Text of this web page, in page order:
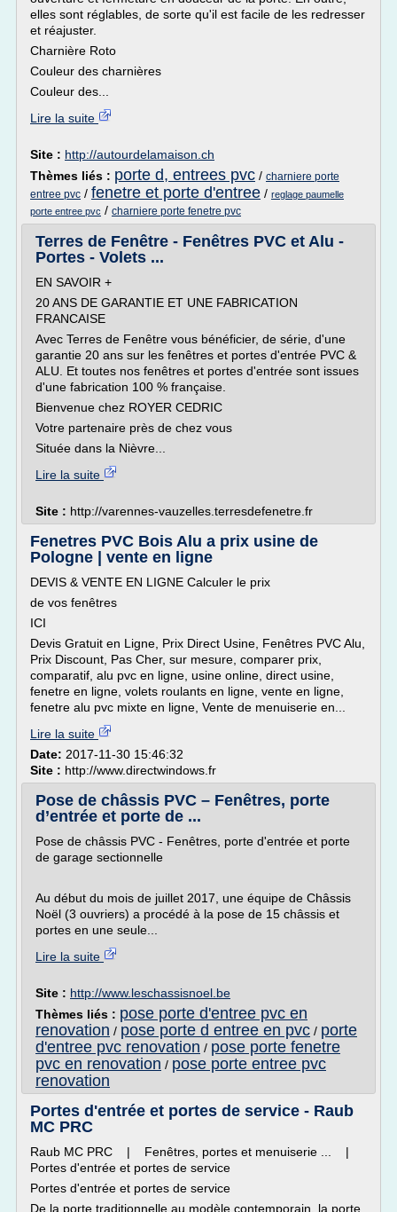
elles sont réglables, de sorte qu'il est facile de les redresser
et réajuster.
Charnière Roto
Couleur des charnières
Couleur des...
Lire la suite
Site : http://autourdelamaison.ch
Thèmes liés : porte d, entrees pvc / charniere porte
entree pvc / fenetre et porte d'entree / reglage paumelle
porte entree pvc / charniere porte fenetre pvc
Terres de Fenêtre - Fenêtres PVC et Alu -
Portes - Volets ...
EN SAVOIR +
20 ANS DE GARANTIE ET UNE FABRICATION
FRANCAISE
Avec Terres de Fenêtre vous bénéficier, de série, d'une
garantie 20 ans sur les fenêtres et portes d'entrée PVC &
ALU. Et toutes nos fenêtres et portes d'entrée sont issues
d'une fabrication 100 % française.
Bienvenue chez ROYER CEDRIC
Votre partenaire près de chez vous
Située dans la Nièvre...
Lire la suite
Site : http://varennes-vauzelles.terresdefenetre.fr
Fenetres PVC Bois Alu a prix usine de
Pologne | vente en ligne
DEVIS & VENTE EN LIGNE Calculer le prix
de vos fenêtres
ICI
Devis Gratuit en Ligne, Prix Direct Usine, Fenêtres PVC Alu,
Prix Discount, Pas Cher, sur mesure, comparer prix,
comparatif, alu pvc en ligne, usine online, direct usine,
fenetre en ligne, volets roulants en ligne, vente en ligne,
fenetre alu pvc mixte en ligne, Vente de menuiserie en...
Lire la suite
Date: 2017-11-30 15:46:32
Site : http://www.directwindows.fr
Pose de châssis PVC – Fenêtres, porte
d’entrée et porte de ...
Pose de châssis PVC - Fenêtres, porte d'entrée et porte
de garage sectionnelle
Au début du mois de juillet 2017, une équipe de Châssis
Noël (3 ouvriers) a procédé à la pose de 15 châssis et
portes en une seule...
Lire la suite
Site : http://www.leschassisnoel.be
Thèmes liés : pose porte d'entree pvc en
renovation / pose porte d entree en pvc / porte
d'entree pvc renovation / pose porte fenetre
pvc en renovation / pose porte entree pvc
renovation
Portes d'entrée et portes de service - Raub
MC PRC
Raub MC PRC | Fenêtres, portes et menuiserie ... |
Portes d'entrée et portes de service
Portes d'entrée et portes de service
De la porte traditionnelle au modèle contemporain, la porte